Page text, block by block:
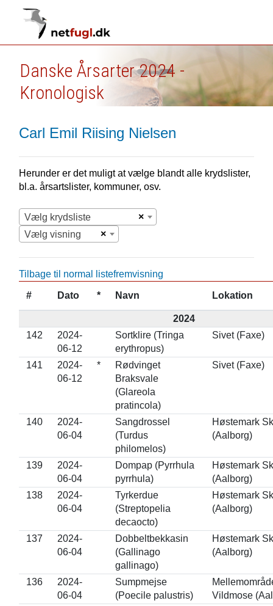
Danske Årsarter 2024 -
Kronologisk
Carl Emil Riising Nielsen
Herunder er det muligt at vælge blandt alle krydslister,
bl.a. årsartslister, kommuner, osv.
×
Vælg krydsliste
×
Vælg visning
Tilbage til normal listefremvisning
# Dato * Navn Lokation
2024
142
2024-
06-12
Sortklire (Tringa
erythropus)
Sivet (Faxe)
141
2024-
06-12
*
Rødvinget
Braksvale
(Glareola
pratincola)
Sivet (Faxe)
140
2024-
06-04
Sangdrossel
(Turdus
philomelos)
Høstemark
(Aalborg)
139
2024-
06-04
Dompap (Pyrrhula
pyrrhula)
Høstemark
(Aalborg)
138
2024-
06-04
Tyrkerdue
(Streptopelia
decaocto)
Høstemark
(Aalborg)
137
2024-
06-04
Dobbeltbekkasin
(Gallinago
gallinago)
Høstemark
(Aalborg)
136
2024-
06-04
Sumpmejse
(Poecile palustris)
Vildmose